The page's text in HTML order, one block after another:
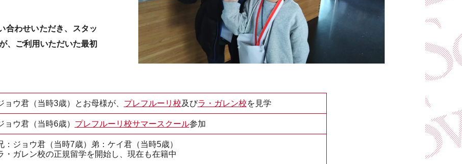
合わせいただき、スタッ
、ご利用いただいた最初
ョウ君（当時3歳）とお母様が、 プレフルーリ校及びラ・ガレン校を見学
ョウ君（当時6歳） プレフルーリ校サマースクール参加
：ジョウ君（当時7歳）弟：ケイ君（当時5歳）
・ガレン校の正規留学を開始し、現在も在籍中